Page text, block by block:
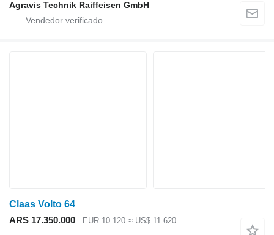
Agravis Technik Raiffeisen GmbH
Claas Volto 64
ARS 17.350.000
EUR 10.120 ≈ US$ 11.620